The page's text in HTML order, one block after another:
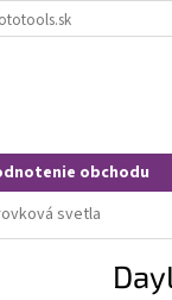
obchodu
svetla